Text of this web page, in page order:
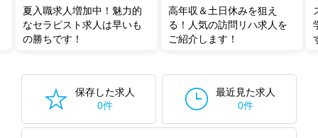
夏入職求人増加中！魅力的
なセラピスト求人は早いも
の勝ちです！
高年収＆土日休みを狙え
る！人気の訪問リハ求人を
ご紹介します！
保存した求人
0件
最近見た求人
0件